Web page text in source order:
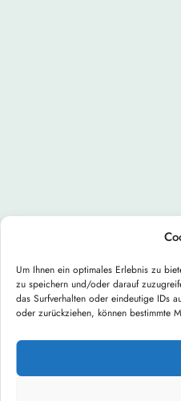
Um Ihnen ein optimales Erlebnis zu
zu speichern und/oder darauf
das Surfverhalten oder eindeutige IDs
oder zurückziehen, können bestimmte